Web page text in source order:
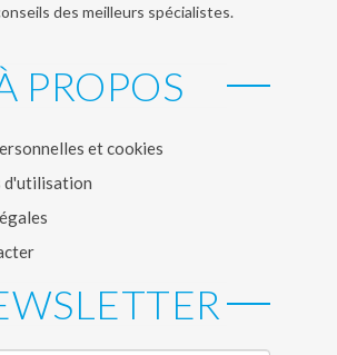
des meilleurs spécialistes.
PROPOS
et cookies
d'utilisation